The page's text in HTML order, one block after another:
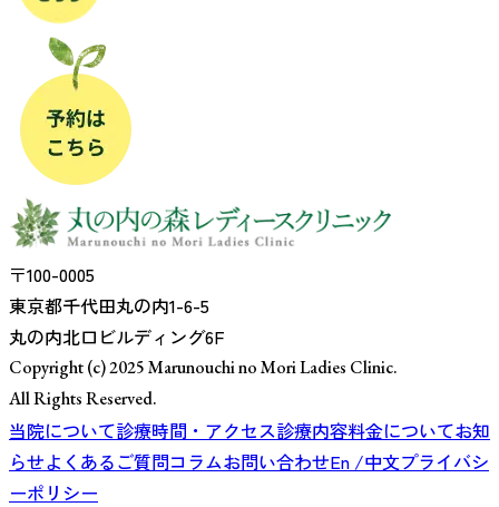
〒100-0005
東京都千代田丸の内1-6-5
丸の内北口ビルディング6F
Copyright (c) 2025 Marunouchi no Mori Ladies Clinic.
All Rights Reserved.
当院について診療時間・アクセス診療内容料金についてお知
らせよくあるご質問コラムお問い合わせEn /中文プライバシ
ーポリシー